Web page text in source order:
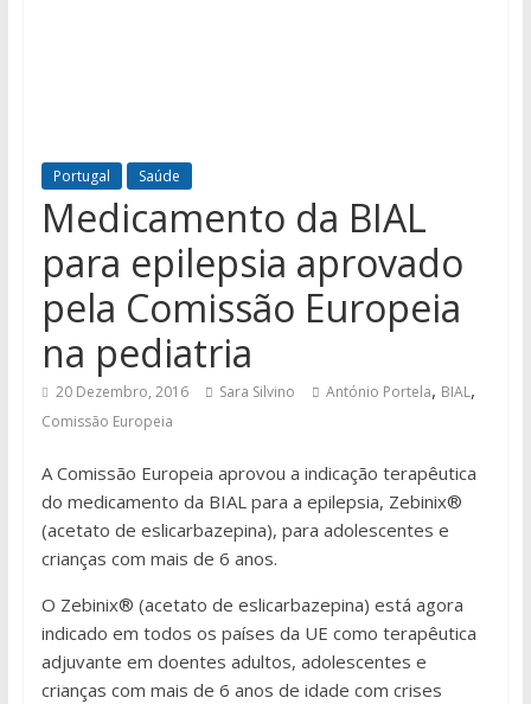
Portugal Saúde
Medicamento da BIAL
para epilepsia aprovado
pela Comissão Europeia
na pediatria
20 Dezembro, 2016 Sara Silvino António Portela, BIAL,
Comissão Europeia
A Comissão Europeia aprovou a indicação terapêutica
do medicamento da BIAL para a epilepsia, Zebinix®
(acetato de eslicarbazepina), para adolescentes e
crianças com mais de 6 anos.
O Zebinix® (acetato de eslicarbazepina) está agora
indicado em todos os países da UE como terapêutica
adjuvante em doentes adultos, adolescentes e
crianças com mais de 6 anos de idade com crises